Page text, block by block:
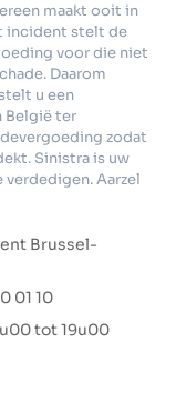
maakt ooit in
incident stelt de
voor die niet
Daarom
u een
België ter
zodat
Sinistra is uw
Aarzel
Brussel-
01 10
tot 19u00